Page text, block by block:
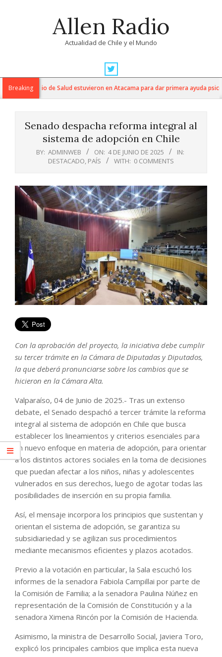
Allen Radio
Actualidad de Chile y el Mundo
Navigation
MenuBreaking
Servicio de Salud estuvieron en Atacama para dar primera ayuda
Senado despacha reforma integral al
sistema de adopción en Chile
BY: ADMINWEB ON: 4 DE JUNIO DE 2025
IN:
DESTACADO, PAÍS WITH: 0 COMMENTS
Con la aprobación del proyecto, la iniciativa debe cumplir
su tercer trámite en la Cámara de Diputadas y Diputados,
la que deberá pronunciarse sobre los cambios que se
hicieron en la Cámara Alta.
Valparaíso, 04 de Junio de 2025.- Tras un extenso
debate, el Senado despachó a tercer trámite la reforma
integral al sistema de adopción en Chile que busca
establecer los lineamientos y criterios esenciales para
un nuevo enfoque en materia de adopción, para orientar
a los distintos actores sociales en la toma de decisiones
que puedan afectar a los niños, niñas y adolescentes
vulnerados en sus derechos, luego de agotar todas las
posibilidades de inserción en su propia familia.
Así, el mensaje incorpora los principios que sustentan y
orientan el sistema de adopción, se garantiza su
subsidiariedad y se agilizan sus procedimientos
mediante mecanismos eficientes y plazos acotados.
Previo a la votación en particular, la Sala escuchó los
informes de la senadora Fabiola Campillai por parte de
la Comisión de Familia; a la senadora Paulina Núñez en
representación de la Comisión de Constitución y a la
senadora Ximena Rincón por la Comisión de Hacienda.
Asimismo, la ministra de Desarrollo Social, Javiera Toro,
explicó los principales cambios que implica esta nueva